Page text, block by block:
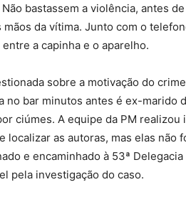
bastassem a violência, antes
mãos da vítima. Junto com o
a capinha e o aparelho.
sobre a motivação do
no bar minutos antes é ex-marido
ciúmes. A equipe da PM
localizar as autoras, mas elas não
e encaminhado à 53ª
pela investigação do caso.